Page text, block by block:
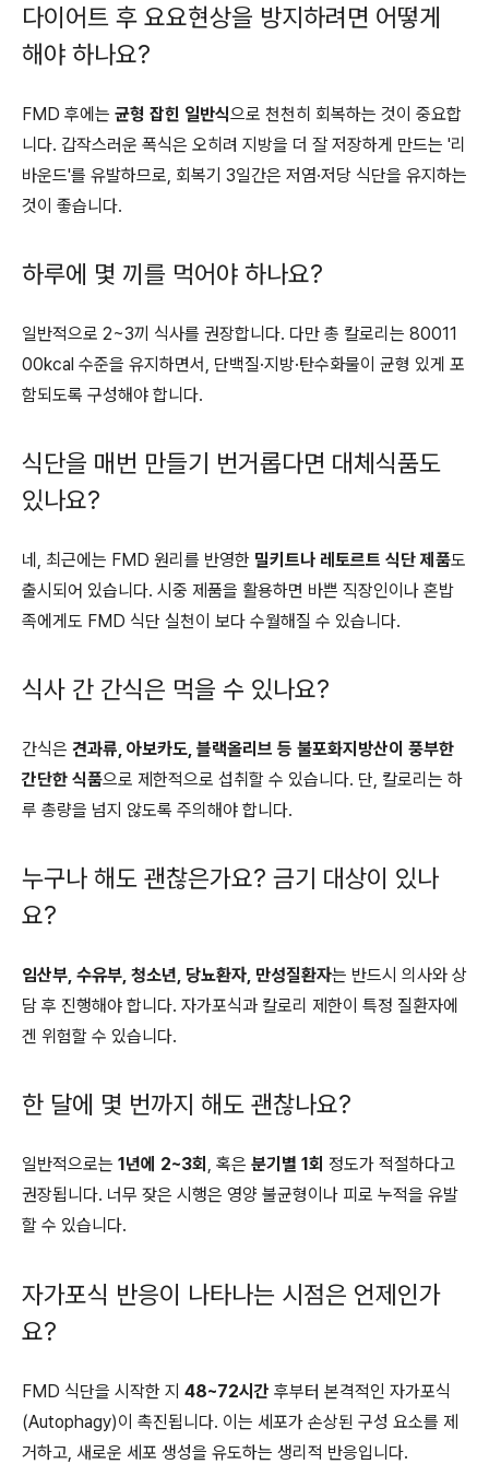
다이어트 후 요요현상을 방지하려면 어떻게
해야 하나요?
FMD 후에는 균형 잡힌 일반식으로 천천히 회복하는 것이 중요합
니다. 갑작스러운 폭식은 오히려 지방을 더 잘 저장하게 만드는 '리
바운드'를 유발하므로, 회복기 3일간은 저염·저당 식단을 유지하는
것이 좋습니다.
하루에 몇 끼를 먹어야 하나요?
일반적으로 2~3끼 식사를 권장합니다. 다만 총 칼로리는 80011
00kcal 수준을 유지하면서, 단백질·지방·탄수화물이 균형 있게 포
함되도록 구성해야 합니다.
식단을 매번 만들기 번거롭다면 대체식품도
있나요?
네, 최근에는 FMD 원리를 반영한 밀키트나 레토르트 식단 제품도
출시되어 있습니다. 시중 제품을 활용하면 바쁜 직장인이나 혼밥
족에게도 FMD 식단 실천이 보다 수월해질 수 있습니다.
식사 간 간식은 먹을 수 있나요?
간식은 견과류, 아보카도, 블랙올리브 등 불포화지방산이 풍부한
간단한 식품으로 제한적으로 섭취할 수 있습니다. 단, 칼로리는 하
루 총량을 넘지 않도록 주의해야 합니다.
누구나 해도 괜찮은가요? 금기 대상이 있나
요?
임산부, 수유부, 청소년, 당뇨환자, 만성질환자는 반드시 의사와 상
담 후 진행해야 합니다. 자가포식과 칼로리 제한이 특정 질환자에
겐 위험할 수 있습니다.
한 달에 몇 번까지 해도 괜찮나요?
일반적으로는 1년에 2~3회 , 혹은 분기별 1회 정도가 적절하다고
권장됩니다. 너무 잦은 시행은 영양 불균형이나 피로 누적을 유발
할 수 있습니다.
자가포식 반응이 나타나는 시점은 언제인가
요?
FMD 식단을 시작한 지 48~72시간 후부터 본격적인 자가포식
(Autophagy)이 촉진됩니다. 이는 세포가 손상된 구성 요소를 제
거하고, 새로운 세포 생성을 유도하는 생리적 반응입니다.